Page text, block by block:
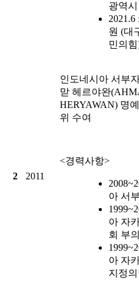
광역
2021.6
원 (대
민의
2 2011
인도네시아 서부
맏 헤르야완
HERYAWAN) 명
위 수여
<경력사항>
아 서
아 자
회 부
아 자
지정